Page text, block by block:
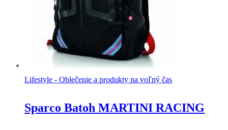
Lifestyle - Oblečenie a produkty na voľný čas
Sparco Batoh MARTINI RACING